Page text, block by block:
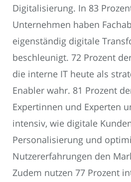
Digitalisierung. In 83
Unternehmen haben
eigenständig digitale
beschleunigt. 72 Prozent
die interne IT heute als
Enabler wahr. 81 Prozent
Expertinnen und Experten
intensiv, wie digitale
Personalisierung und
Nutzererfahrungen den
Zudem nutzen 77 Prozent